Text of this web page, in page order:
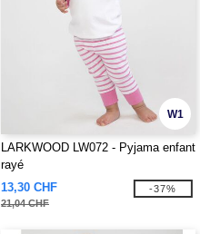
W1
LARKWOOD LW072 - Pyjama enfant
rayé
13,30 CHF
21,04 CHF
-37%